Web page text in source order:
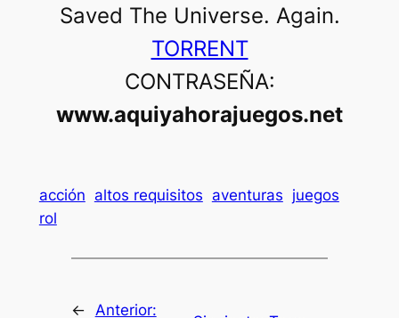
Saved The Universe. Again.
TORRENT
CONTRASEÑA:
www.aquiyahorajuegos.net
acción altos requisitos aventuras juegos
rol
← Anterior: